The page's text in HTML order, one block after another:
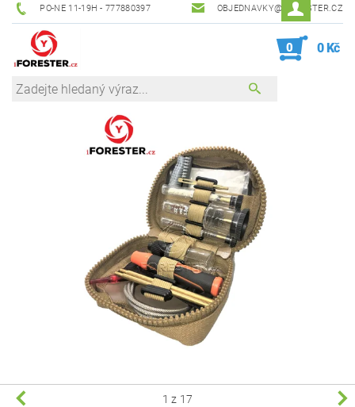
PO-NE 11-19H - 777880397 OBJEDNAVKY@IFORESTER.CZ
0 0 Kč
1 z 17